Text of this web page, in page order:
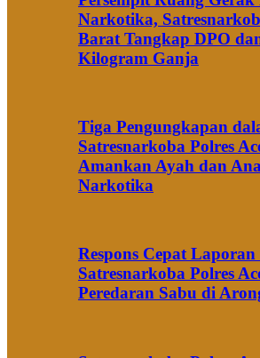
Narkotika,
Barat Tangkap DPO
Kilogram Ganja
Tiga Pengungkapan
Satresnarkoba Polres
Amankan Ayah dan
Narkotika
Respons Cepat
Satresnarkoba Polres
Peredaran Sabu di